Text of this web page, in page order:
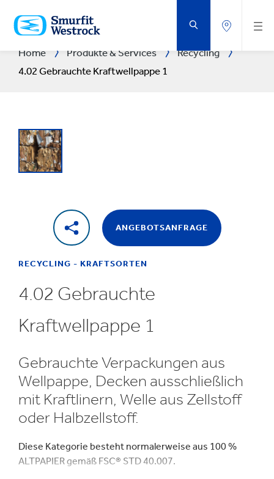
HAUPTINHALT
SPRINGEN
Home Produkte & Services
Recycling
4.02 Gebrauchte Kraftwellpappe 1
ANGEBOTSANFRAGE
RECYCLING - KRAFTSORTEN
4.02 Gebrauchte
Kraftwellpappe 1
Gebrauchte Verpackungen aus
Wellpappe, Decken ausschließlich
mit Kraftlinern, Welle aus Zellstoff
oder Halbzellstoff.
Diese Kategorie besteht normalerweise aus 100 %
ALTPAPIER gemäß FSC® STD 40.007.